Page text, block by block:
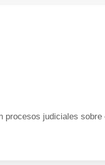
judiciales